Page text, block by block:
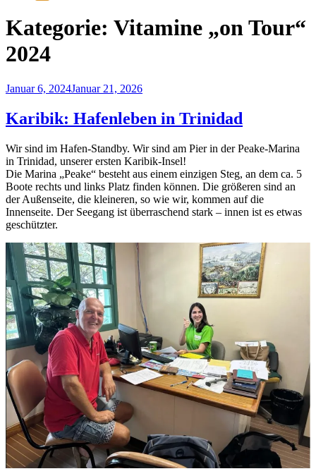
Kategorie: Vitamine „on Tour“
2024
Veröffentlicht
Januar 6, 2024Januar 21, 2026
Karibik: Hafenleben in Trinidad
Wir sind im Hafen-Standby. Wir sind am Pier in der Peake-Marina
in Trinidad, unserer ersten Karibik-Insel!
Die Marina „Peake“ besteht aus einem einzigen Steg, an dem ca. 5
Boote rechts und links Platz finden können. Die größeren sind an
der Außenseite, die kleineren, so wie wir, kommen auf die
Innenseite. Der Seegang ist überraschend stark – innen ist es etwas
geschützter.